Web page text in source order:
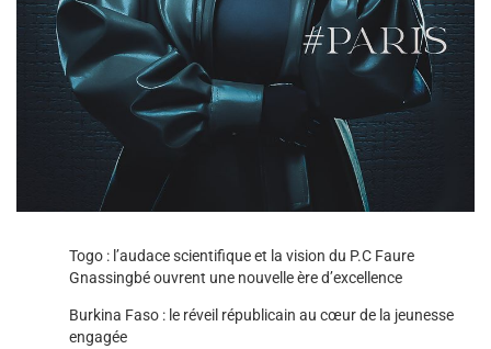
Togo : l’audace scientifique et la vision du P.C Faure
Gnassingbé ouvrent une nouvelle ère d’excellence
Burkina Faso : le réveil républicain au cœur de la jeunesse
engagée